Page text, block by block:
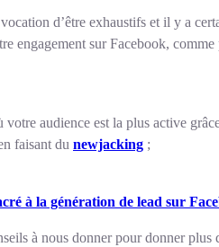
d’être exhaustifs et il y a
engagement sur Facebook,
votre audience est la plus active
faisant du newjacking ;
à la génération de lead sur
à nous donner pour donner